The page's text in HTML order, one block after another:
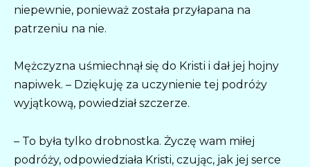
niepewnie, ponieważ została przyłapana na
patrzeniu na nie.
Mężczyzna uśmiechnął się do Kristi i dał jej hojny
napiwek. – Dziękuję za uczynienie tej podróży
wyjątkową, powiedział szczerze.
– To była tylko drobnostka. Życzę wam miłej
podróży, odpowiedziała Kristi, czując, jak jej serce